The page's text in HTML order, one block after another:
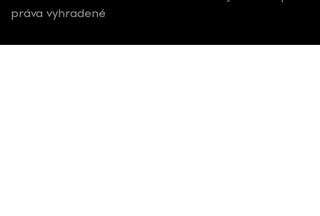
práva vyhradené